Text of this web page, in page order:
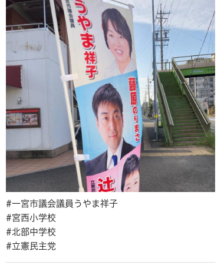
#一宮市議会議員うやま祥子
#宮西小学校
#北部中学校
#立憲民主党